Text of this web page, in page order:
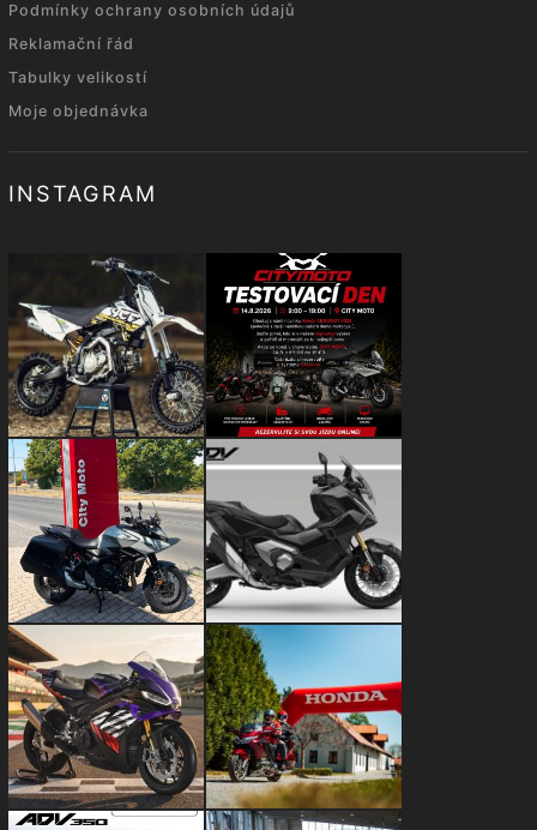
Podmínky ochrany osobních údajů
Reklamační řád
Tabulky velikostí
Moje objednávka
INSTAGRAM